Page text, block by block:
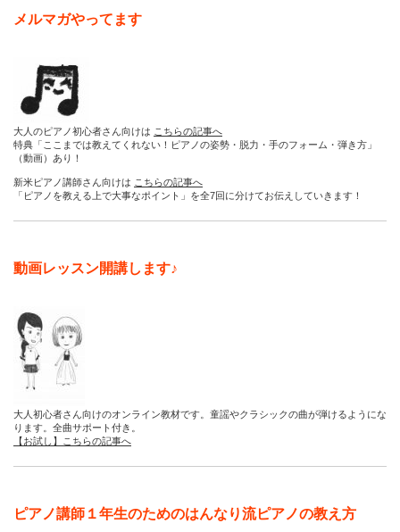
メルマガやってます
大人のピアノ初心者さん向けは こちらの記事へ
特典「ここまでは教えてくれない！ピアノの姿勢・脱力・手のフォーム・弾き方」
（動画）あり！
新米ピアノ講師さん向けは こちらの記事へ
「ピアノを教える上で大事なポイント」を全7回に分けてお伝えしていきます！
動画レッスン開講します♪
大人初心者さん向けのオンライン教材です。童謡やクラシックの曲が弾けるようにな
ります。全曲サポート付き。
【お試し】こちらの記事へ
ピアノ講師１年生のためのはんなり流ピアノの教え方